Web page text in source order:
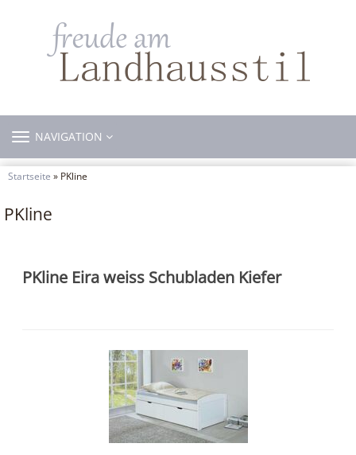
TOGGLE
NAVIGATION
Startseite » PKline
PKline
PKline Eira weiss Schubladen Kiefer